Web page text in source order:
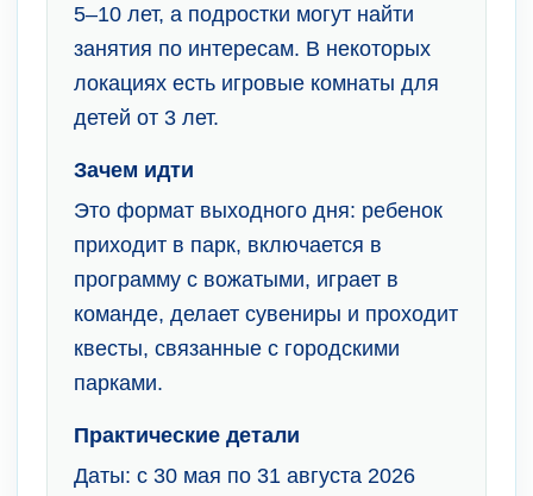
5–10 лет, а подростки могут найти
занятия по интересам. В некоторых
локациях есть игровые комнаты для
детей от 3 лет.
Зачем идти
Это формат выходного дня: ребенок
приходит в парк, включается в
программу с вожатыми, играет в
команде, делает сувениры и проходит
квесты, связанные с городскими
парками.
Практические детали
Даты: с 30 мая по 31 августа 2026